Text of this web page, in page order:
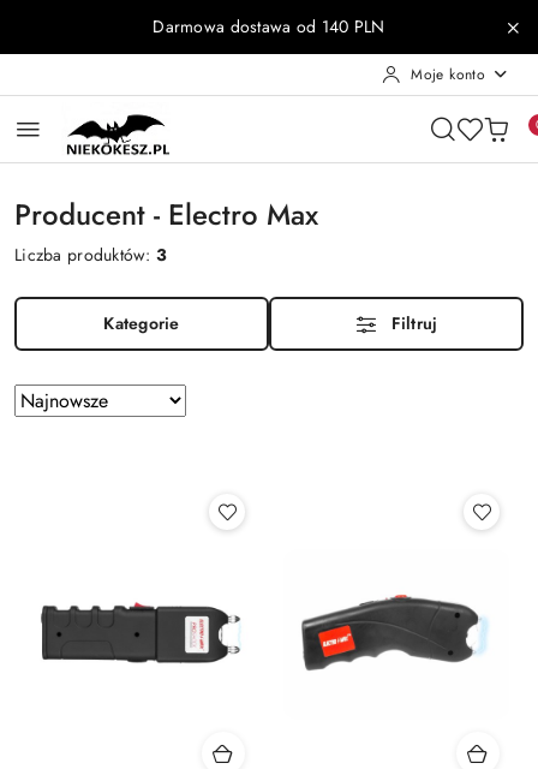
Przejdź do treści głównej
Przejdź do wyszukiwarki
Przejdź do moje konto
Przejdź do menu głównego
Przejdź do stopkiDarmowa dostawa od 140 PLN
Moje konto
Producent - Electro Max
Liczba produktów:3
Kategorie Filtruj
Zastosowano
sortowanie:
Sortuj
według